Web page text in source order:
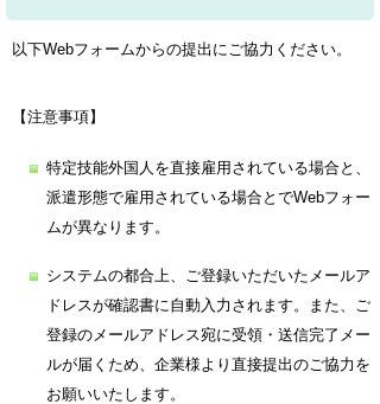
以下Webフォームからの提出にご協力ください。
【注意事項】
特定技能外国人を直接雇用されている場合と、
派遣形態で雇用されている場合とでWebフォー
ムが異なります。
システムの都合上、ご登録いただいたメールア
ドレスが確認書に自動入力されます。また、ご
登録のメールアドレス宛に受領・送信完了メー
ルが届くため、企業様より直接提出のご協力を
お願いいたします。